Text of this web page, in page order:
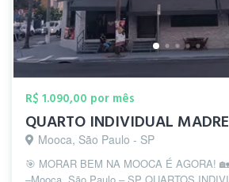
R$ 1.090,00 por mês
QUARTO INDIVIDUAL
Mooca, São Paulo - SP
🎯 MORAR BEM NA MOOCA É AGORA!